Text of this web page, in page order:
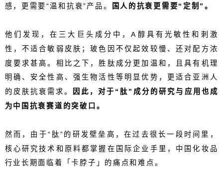
感，更需要“温和抗衰”产品。 国人的抗衰更需要“定制”。
他们发现，在三大巨头成分中，A 醇具有光敏性和刺激
性，不适合敏弱皮肤；玻色因不仅起效较慢、还对配方浓
度要求甚高。 相比之下，胜肽成分更加温和，且具有机理
明确、安全性高、强生物活性等明显优势，更适合亚洲人
的皮肤抗衰需求。
因此，对于“肽”成分的研究与应用也成
为中国抗衰赛道的突破口。
然而，由于“肽”的研发壁垒高，在过去很长一段时间里，
核心研究技术 和原料都掌握在 国际企业手里 ， 中国化妆品
行业长期面临着「卡脖子」的痛点和难点。